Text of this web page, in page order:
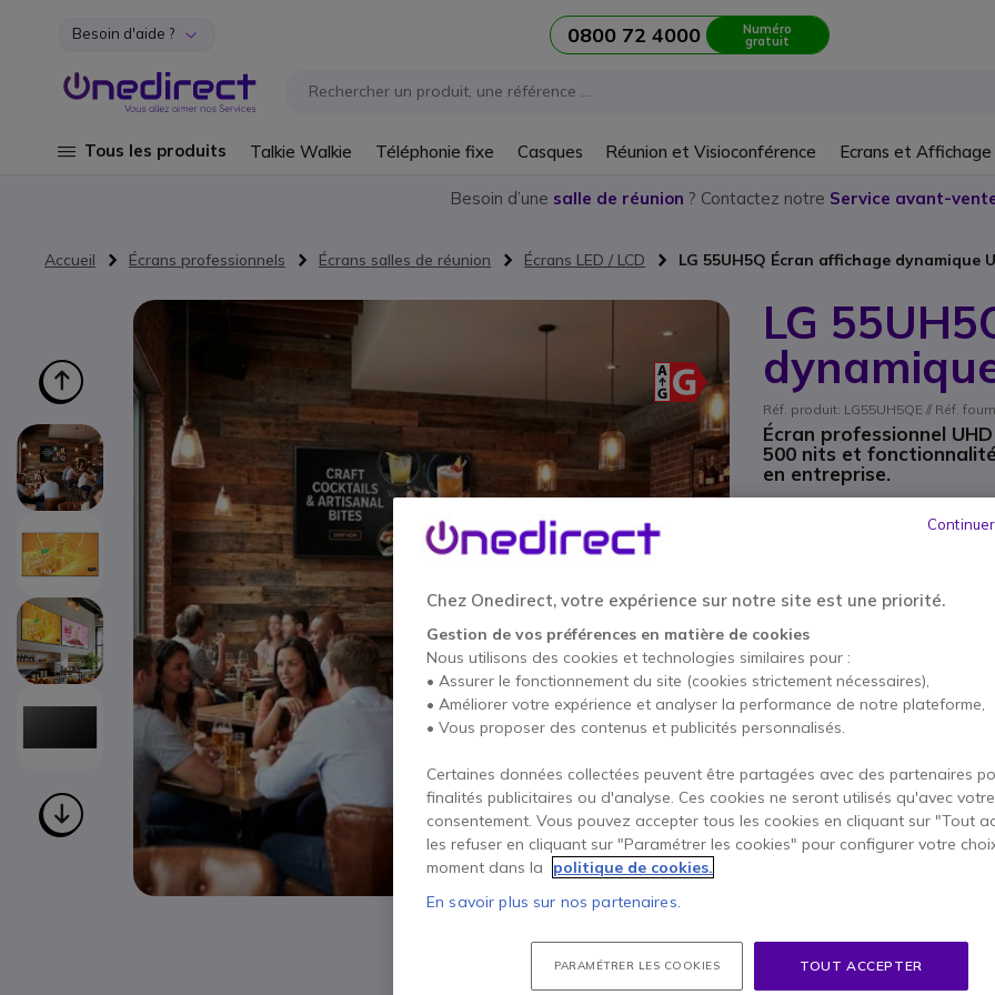
Aller au contenu
Besoin d'aide ? 0800 72 4000 Numéro
gratuit
Tous les produits Talkie Walkie Téléphonie fixe Casques Réunion et Visioconférence Ecrans et
Besoin d’une salle de réunion ? Contactez notre Service avant-
Accueil Écrans professionnels Écrans salles de réunion Écrans LED / LCD LG 55UH5Q Écran affichage dynamique
LG
Réf. produit: LG55UH5QE // Réf.
Écran professionnel
500 nits et
en entreprise.
Qté
Épuisé
100+ produits en stock
2 ans de garantie
Payez en 4 sans frais (
Luminosité 500 nits : idéal
Résolution UHD 4K : images
Plateforme LG webOS avec
Sécurité LG Shield avec
Passer à la fin de la galerie d’images
Chez Onedirect, votre expérience sur notre site est une priorité.
Gestion de vos préférences en matière de cookies
Nous utilisons des cookies et technologies similaires pour :
• Assurer le fonctionnement du site (cookies strictement nécessaires),
• Améliorer votre expérience et analyser la performance de notre plateforme,
• Vous proposer des contenus et publicités personnalisés.
Certaines données collectées peuvent être partagées avec des partenaires
finalités publicitaires ou d'analyse. Ces cookies ne seront utilisés qu'avec votre
consentement. Vous pouvez accepter tous les cookies en cliquant sur "Tout
les refuser en cliquant sur "Paramétrer les cookies" pour configurer votre
moment dans la
politique de cookies.
En savoir plus sur nos partenaires.
PARAMÉTRER LES COOKIES TOUT ACCEPTER